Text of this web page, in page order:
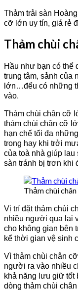
Thảm trải sàn
cỡ lớn uy tín, giá rẻ
Thảm chùi
Hầu như bạn có thể
trung tâm, sảnh của
lớn…đểu có những
vào.
Thảm chùi chân cỡ
thảm chùi chân cỡ
hạn chế tối đa
trong hay khi trởi
của toà nhà giúp
sàn tránh bị trơn khi
Thảm chùi
Vị trí đặt thảm chùi
nhiều người qua lại
cho không gian bên
kể thời gian vệ sinh
Vì thảm chùi chân
người ra vào nhiều
khả năng lưu giữ tốt
dòng thảm chùi